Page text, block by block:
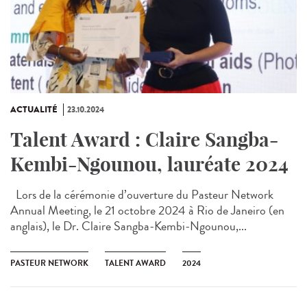
ACTUALITÉ 23.10.2024
Talent Award : Claire Sangba-
Kembi-Ngounou, lauréate 2024
Lors de la cérémonie d’ouverture du Pasteur Network
Annual Meeting, le 21 octobre 2024 à Rio de Janeiro (en
anglais), le Dr. Claire Sangba-Kembi-Ngounou,...
PASTEUR NETWORK TALENT AWARD 2024